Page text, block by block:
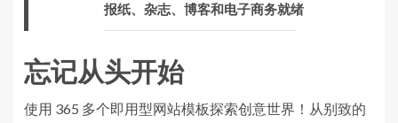
报纸、杂志、博客和电子商务就绪
忘记从头开始
使用 365 多个即用型网站模板探索创意世界！从别致的